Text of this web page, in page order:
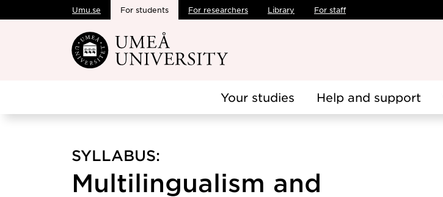
Skip to main content
Umu.se For students For researchers Library For staff
Your studies Help and support
SYLLABUS:
Multilingualism and